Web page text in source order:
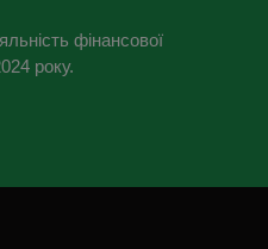
фінансової
року.